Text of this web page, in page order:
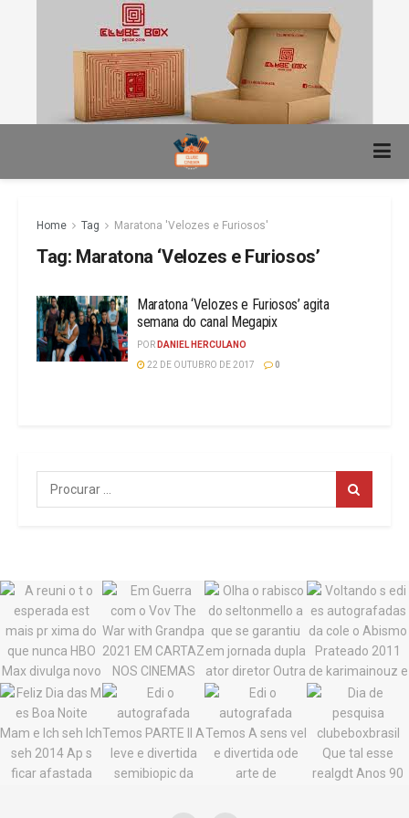
Home Tag Maratona 'Velozes e Furiosos'
Tag: Maratona ‘Velozes e Furiosos’
Maratona ‘Velozes e Furiosos’ agita
semana do canal Megapix
POR DANIEL HERCULANO
22 DE OUTUBRO DE 2017
0